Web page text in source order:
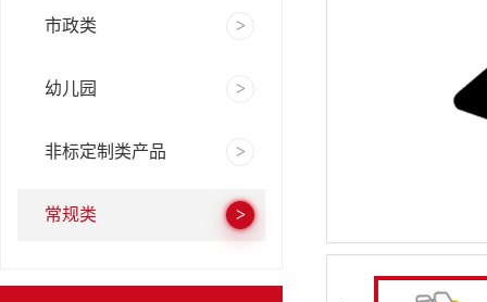
市政类
幼儿园
非标定制类产品
常规类